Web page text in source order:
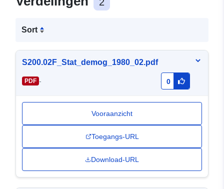
2
Sort
S200.02F_Stat_demog_1980_02.pdf
PDF - 0
Vooraanzicht
Toegangs-URL
Download-URL